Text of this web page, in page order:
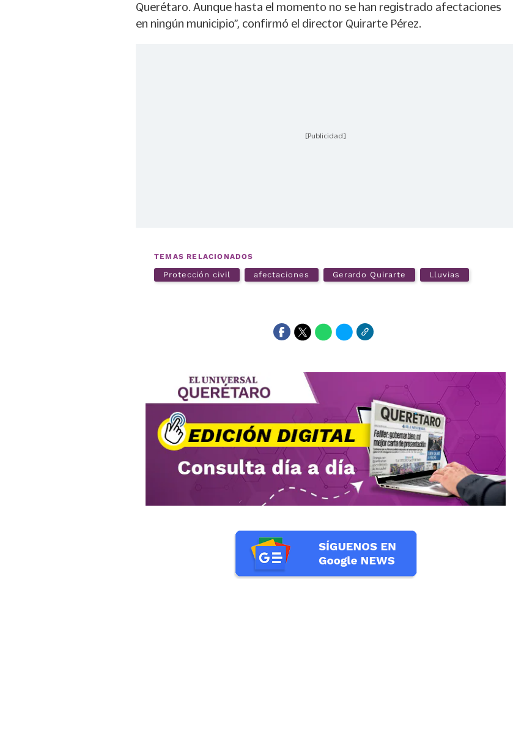
Querétaro. Aunque hasta el momento no se han registrado afectaciones
en ningún municipio”, confirmó el director Quirarte Pérez.
[Publicidad]
TEMAS RELACIONADOS
Protección civil afectaciones Gerardo Quirarte Lluvias